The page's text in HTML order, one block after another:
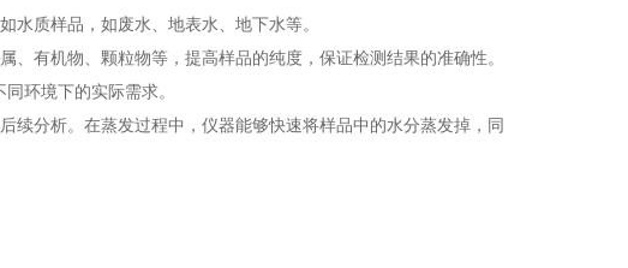
水质样品，如废水、地表水、地下水等。
有机物、颗粒物等，提高样品的纯度，保证检测结果的准确性。
环境下的实际需求。
续分析。在蒸发过程中，仪器能够快速将样品中的水分蒸发掉，同